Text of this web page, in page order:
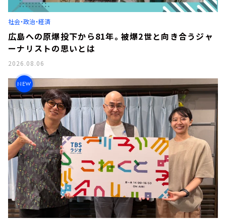
社会・政治・経済
広島への原爆投下から81年。被爆2世と向き合うジャ
ーナリストの思いとは
2026.08.06
NEW